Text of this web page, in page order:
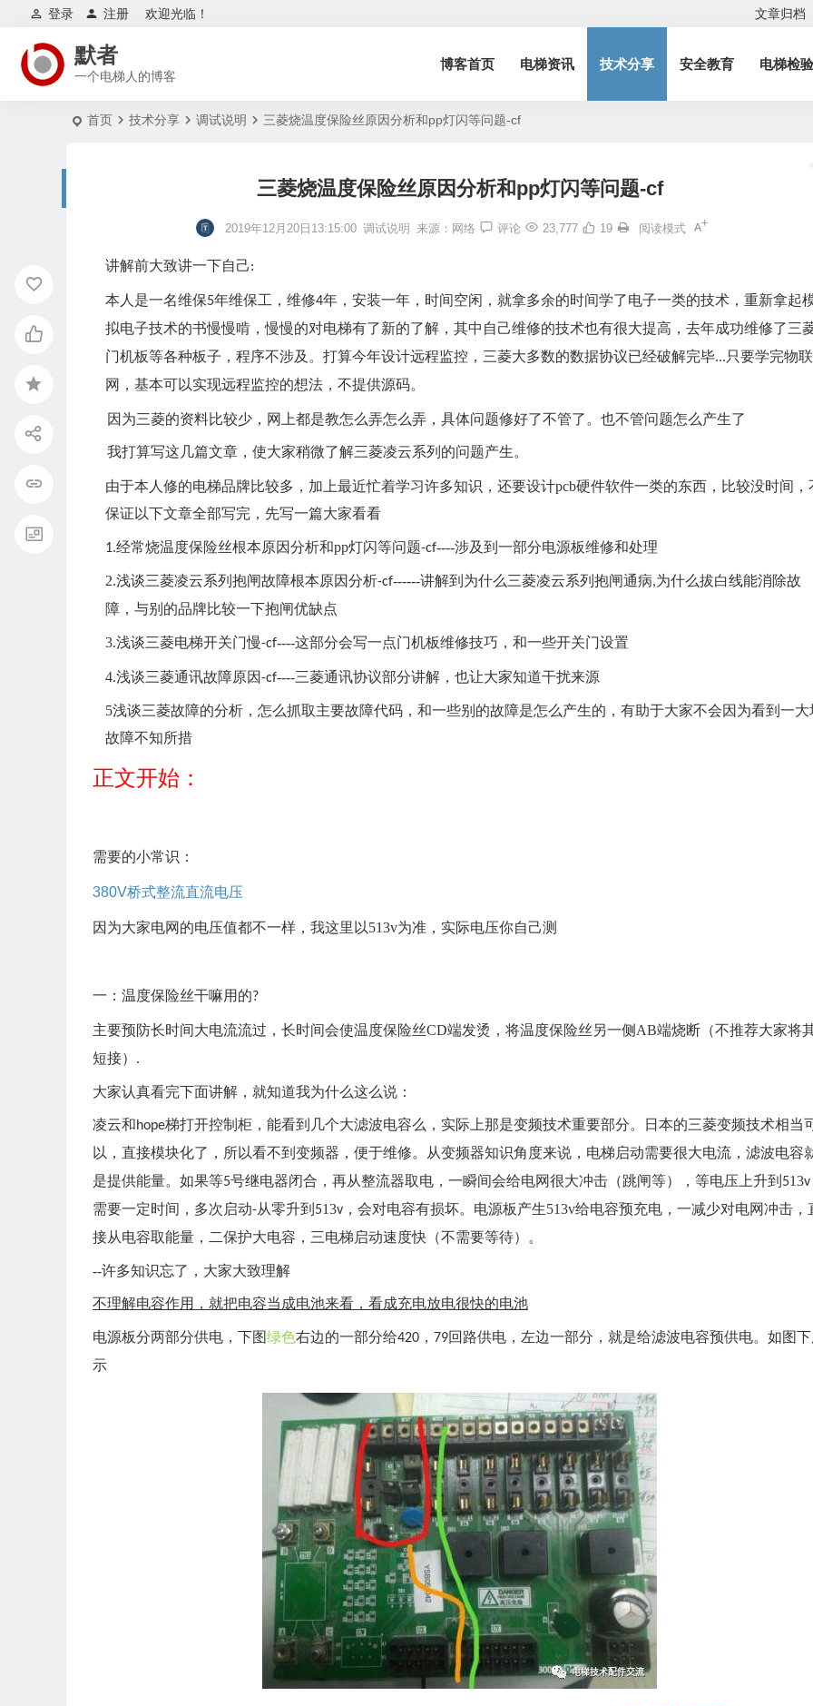
欢迎光临！
登录 注册 文章归档
默者
一个电梯人的博客
博客首页 电梯资讯 技术分享 安全教育 电梯检验
首页 技术分享 调试说明 三菱烧温度保险丝原因分析和pp灯闪等问题-cf
三菱烧温度保险丝原因分析和pp灯闪等问题-cf
2019年12月20日13:15:00 调试说明 来源：网络 评论 23,777 19 阅读模式
讲解前大致讲一下自己:
本人是一名维保5年维保工，维修4年，安装一年，时间空闲，就拿多余的时间学了电子一类的技术，重新拿起
拟电子技术的书慢慢啃，慢慢的对电梯有了新的了解，其中自己维修的技术也有很大提高，去年成功维修了三
门机板等各种板子，程序不涉及。打算今年设计远程监控，三菱大多数的数据协议已经破解完毕... 只要学完物联
网，基本可以实现远程监控的想法，不提供源码。
因为三菱的资料比较少，网上都是教怎么弄怎么弄，具体问题修好了不管了。也不管问题怎么产生了
我打算写这几篇文章，使大家稍微了解三菱凌云系列的问题产生。
由于本人修的电梯品牌比较多，加上最近忙着学习许多知识，还要设计pcb硬件软件一类的东西，比较没时间，
保证以下文章全部写完，先写一篇大家看看
1.经常烧温度保险丝根本原因分析和pp灯闪等问题-cf----涉及到一部分电源板维修和处理
2.浅谈三菱凌云系列抱闸故障根本原因分析-cf------讲解到为什么三菱凌云系列抱闸通病,为什么拔白线能消除故
障，与别的品牌比较一下抱闸优缺点
3.浅谈三菱电梯开关门慢-cf----这部分会写一点门机板维修技巧，和一些开关门设置
4.浅谈三菱通讯故障原因-cf----三菱通讯协议部分讲解 ，也让大家知道干扰来源
5浅谈三菱故障的分析，怎么抓取主要故障代码，和一些别的故障是怎么产生的，有助于大家不会因为看到一大
故障不知所措
正文开始：
需要的小常识：
380V桥式整流直流电压
因为大家电网的电压值都不一样，我这里以513v为准，实际电压你自己测
一： 温度保险丝干嘛用的?
主要预防长时间大电流流过，长时间会使温度保险丝CD端发烫，将温度保险丝另一侧 AB端烧断（不推荐大家将
短接） .
大家认真看完下面讲解，就知道我为什么这么说：
凌云和hope梯打开控制柜， 能看到几个大滤波电容么， 实际上那是变频技术重要部分。 日本的三菱变频技术相当
以，直接模块化了，所以看不到变频器 ，便于维修。从变频器知识角度来说，电梯启动需要很大电流， 滤波电容
是提供能量。 如果等5号继电器闭合 ，再从整流器取电 ，一瞬间会给电网很大冲击（跳闸等），等电压上升到 513v
需要一定时间，多次启动-从零升到 513v ， 会对电容有损坏。 电源板产生513v给电容预充电，一减少对电网冲击，
接从电容取能量，二保护大电容，三电梯启动速度快（不需要等待）。
--许多知识忘了，大家大致理解
不理解电容作用，就把电容当成电池来看，看成充电放电很快的电池
电源板分两部分供电， 下图绿色右边的一部分给420 ， 79回路供电， 左边一部分，就是给滤波电容预供电。如图
示